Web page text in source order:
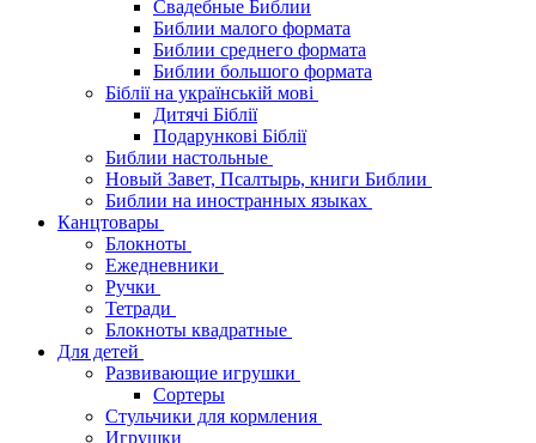
Свадебные Библии
Библии малого формата
Библии среднего формата
Библии большого формата
Біблії на українській мові
Дитячі Біблії
Подарункові Біблії
Библии настольные
Новый Завет, Псалтырь, книги Библии
Библии на иностранных языках
Канцтовары
Блокноты
Ежедневники
Ручки
Тетради
Блокноты квадратные
Для детей
Развивающие игрушки
Сортеры
Стульчики для кормления
Игрушки